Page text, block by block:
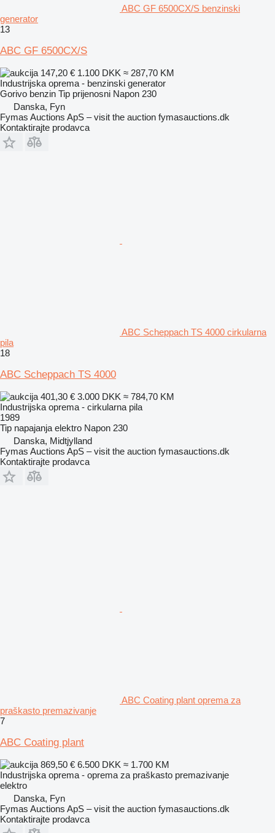
ABC GF 6500CX/S benzinski
generator
13
ABC GF 6500CX/S
147,20 € 1.100 DKK ≈ 287,70 KM
Industrijska oprema - benzinski generator
Gorivo benzin Tip prijenosni Napon 230
Danska, Fyn
Fymas Auctions ApS – visit the auction fymasauctions.dk
Kontaktirajte prodavca
ABC Scheppach TS 4000 cirkularna
pila
18
ABC Scheppach TS 4000
401,30 € 3.000 DKK ≈ 784,70 KM
Industrijska oprema - cirkularna pila
1989
Tip napajanja elektro Napon 230
Danska, Midtjylland
Fymas Auctions ApS – visit the auction fymasauctions.dk
Kontaktirajte prodavca
ABC Coating plant oprema za
praškasto premazivanje
7
ABC Coating plant
869,50 € 6.500 DKK ≈ 1.700 KM
Industrijska oprema - oprema za praškasto premazivanje
elektro
Danska, Fyn
Fymas Auctions ApS – visit the auction fymasauctions.dk
Kontaktirajte prodavca